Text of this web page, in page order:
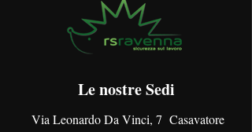
Tecniche di Disinfestazione;
Test di verifica intermedio
Come viene impiegato l’ozono nella
sanificazione;
dell’attività in presenza per servizi
Test di verifica finale.
Le nostre Sedi
Via Leonardo Da Vinci, 7 Casavatore